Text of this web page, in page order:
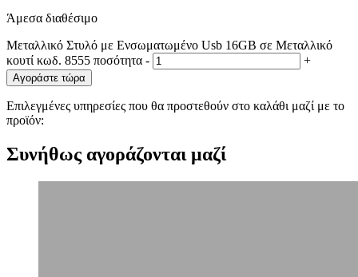
Άμεσα διαθέσιμο
Μεταλλικό Στυλό με Ενσωματωμένο Usb 16GB σε Μεταλλικό
κουτί κωδ. 8555 ποσότητα - +
Αγοράστε τώρα
Επιλεγμένες υπηρεσίες που θα προστεθούν στο καλάθι μαζί με το
προϊόν:
Συνήθως αγοράζονται μαζί